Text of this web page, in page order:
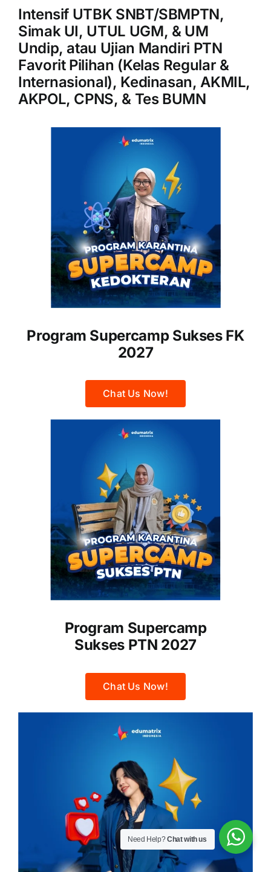
Intensif UTBK SNBT/SBMPTN,
Simak UI, UTUL UGM, & UM
Undip, atau Ujian Mandiri PTN
Favorit Pilihan (Kelas Regular &
Internasional), Kedinasan, AKMIL,
AKPOL, CPNS, & Tes BUMN
Program Supercamp Sukses FK
2027
Chat Us Now!
Program Supercamp
Sukses PTN 2027
Chat Us Now!
Need Help?Chat with us